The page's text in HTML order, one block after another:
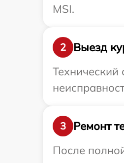
MSI.
2
Выезд
Технический
3
Ремонт
После